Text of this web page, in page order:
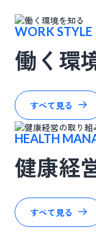
WORK STYLE
働く環
すべて見る
HEALTH
健康経
すべて見る